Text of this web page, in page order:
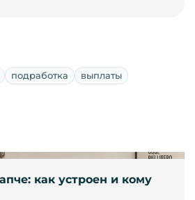
подработка выплаты
как устроен и кому